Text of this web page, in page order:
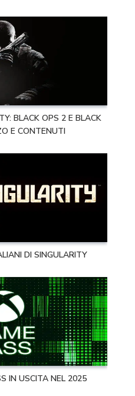
BLACK OPS 2 E BLACK
E CONTENUTI
DI SINGULARITY
IN USCITA NEL 2025